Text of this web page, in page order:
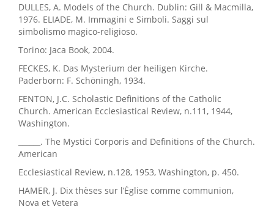
DULLES, A. Models of the Church. Dublin: Gill & Macmilla,
1976. ELIADE, M. Immagini e Simboli. Saggi sul
simbolismo magico-religioso.
Torino: Jaca Book, 2004.
FECKES, K. Das Mysterium der heiligen Kirche.
Paderborn: F. Schöningh, 1934.
FENTON, J.C. Scholastic Definitions of the Catholic
Church. American Ecclesiastical Review, n.111, 1944,
Washington.
______. The Mystici Corporis and Definitions of the Church.
American
Ecclesiastical Review, n.128, 1953, Washington, p. 450.
HAMER, J. Dix thèses sur l’Église comme communion,
Nova et Vetera